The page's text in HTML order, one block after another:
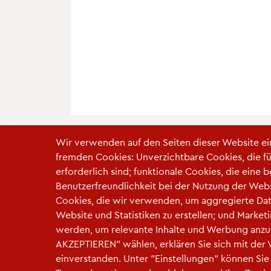
Fußzeile
Impressum Datenschutz| Cookie-
Wir verwenden auf den Seiten dieser Website
fremden Cookies: Unverzichtbare Cookies, die
erforderlich sind; funktionale Cookies, die eine
Benutzerfreundlichkeit bei der Nutzung der
Cookies, die wir verwenden, um aggregierte
Website und Statistiken zu erstellen; und
werden, um relevante Inhalte und Werbung
AKZEPTIEREN" wählen, erklären Sie sich mit
einverstanden. Unter "Einstellungen" können